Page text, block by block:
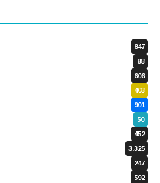
847
88
606
403
901
50
452
3.325
247
592